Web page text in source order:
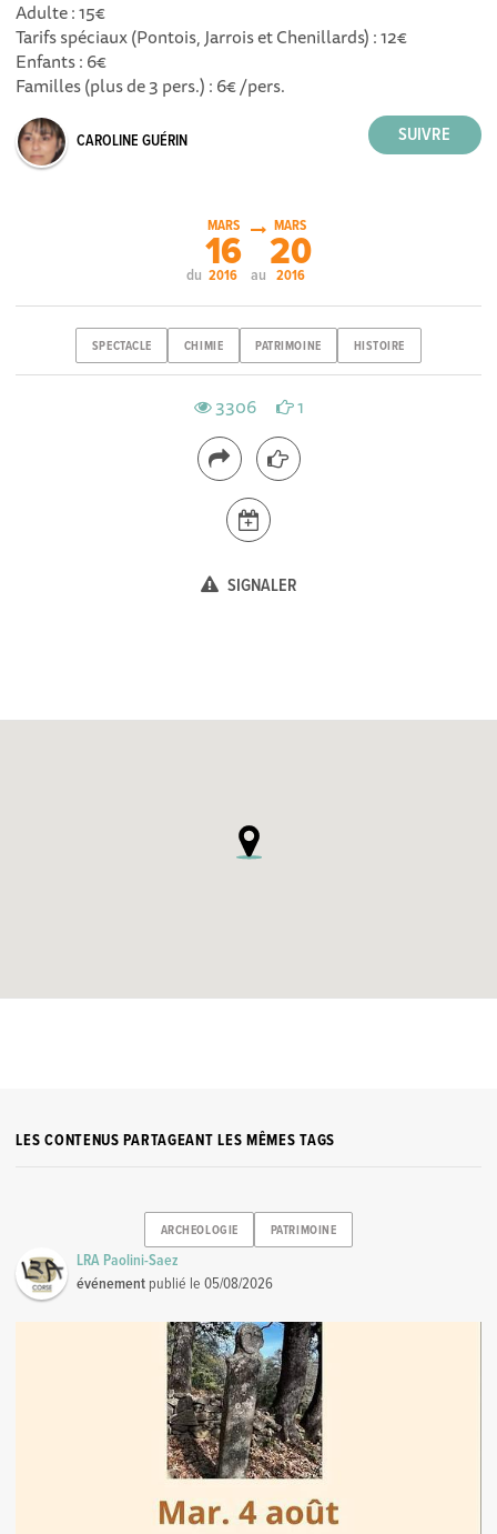
Adulte : 15€
Tarifs spéciaux (Pontois, Jarrois et Chenillards) : 12€
Enfants : 6€
Familles (plus de 3 pers.) : 6€ /pers.
CAROLINE GUÉRIN
du
MARS
16
2016 au
MARS
20
2016
SPECTACLE CHIMIE PATRIMOINE HISTOIRE
3306 1
SIGNALER
LES CONTENUS PARTAGEANT LES MÊMES TAGS
ARCHEOLOGIE PATRIMOINE
LRA Paolini-Saez
événement publié le05/08/2026